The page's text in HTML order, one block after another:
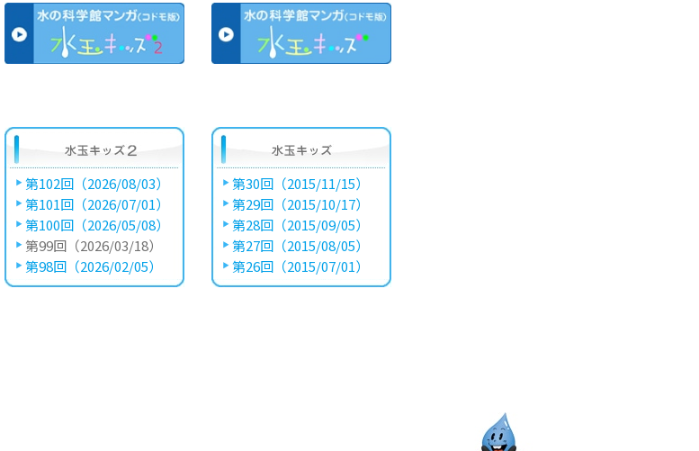
第102回（2026/08/03）
第101回（2026/07/01）
第100回（2026/05/08）
第99回（2026/03/18）
第98回（2026/02/05）
第30回（2015/11/15）
第29回（2015/10/17）
第28回（2015/09/05）
第27回（2015/08/05）
第26回（2015/07/01）